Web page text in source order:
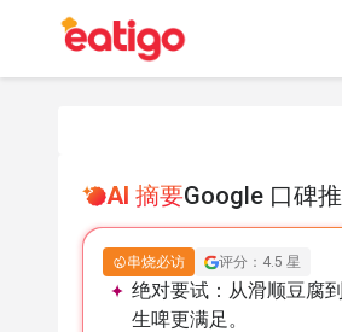
AI 摘要Google 口碑
串烧必访 评分：4.5 星
绝对要试： 从滑顺豆腐
生啤更满足。